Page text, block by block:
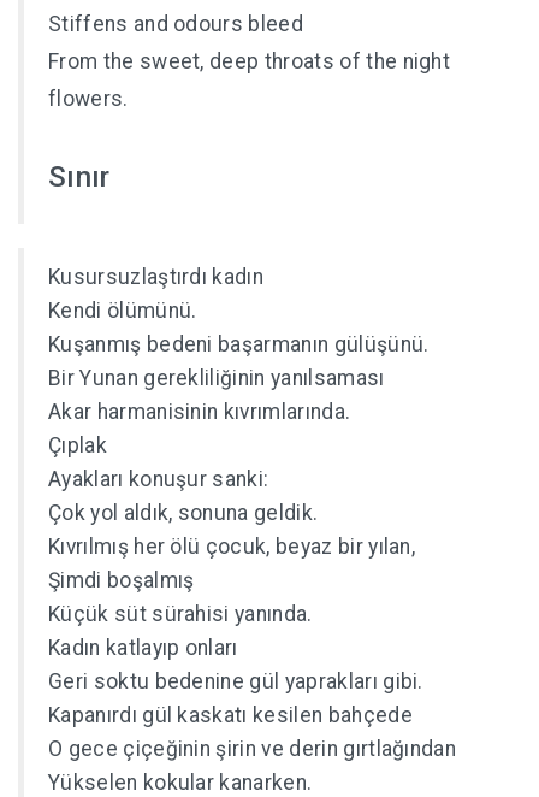
Stiffens and odours bleed
From the sweet, deep throats of the night
flowers.
Sınır
Kusursuzlaştırdı kadın
Kendi ölümünü.
Kuşanmış bedeni başarmanın gülüşünü.
Bir Yunan gerekliliğinin yanılsaması
Akar harmanisinin kıvrımlarında.
Çıplak
Ayakları konuşur sanki:
Çok yol aldık, sonuna geldik.
Kıvrılmış her ölü çocuk, beyaz bir yılan,
Şimdi boşalmış
Küçük süt sürahisi yanında.
Kadın katlayıp onları
Geri soktu bedenine gül yaprakları gibi.
Kapanırdı gül kaskatı kesilen bahçede
O gece çiçeğinin şirin ve derin gırtlağından
Yükselen kokular kanarken.